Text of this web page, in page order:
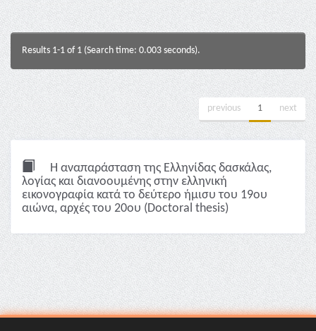
Results 1-1 of 1 (Search time: 0.003 seconds).
previous 1 next
Η αναπαράσταση της Ελληνίδας δασκάλας,
λoγίας και διανοουμένης στην ελληνική
εικονογραφία κατά το δεύτερο ήμισυ του 19ου
αιώνα, αρχές του 20ου (Doctoral thesis)